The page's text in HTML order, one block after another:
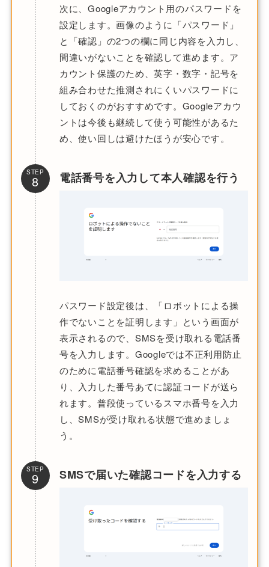
次に、Googleアカウント用のパスワードを
設定します。画像のように「パスワード」
と「確認」の2つの欄に同じ内容を入力し、
間違いがないことを確認して進めます。ア
カウント保護のため、英字・数字・記号を
組み合わせた推測されにくいパスワードに
しておくのがおすすめです。Googleアカウ
ントは今後も継続して使う可能性があるた
め、使い回しは避けたほうが安心です。
STEP
8 電話番号を入力して本人確認を行う
パスワード設定後は、「ロボットによる操
作でないことを証明します」という画面が
表示されるので、SMSを受け取れる電話番
号を入力します。Googleでは不正利用防止
のために電話番号確認を求めることがあ
り、入力した番号あてに認証コードが送ら
れます。普段使っているスマホ番号を入力
し、SMSが受け取れる状態で進めましょ
う。
STEP
9 SMSで届いた確認コードを入力する